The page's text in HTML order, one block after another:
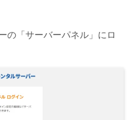
の「サーバーパネル」にロ